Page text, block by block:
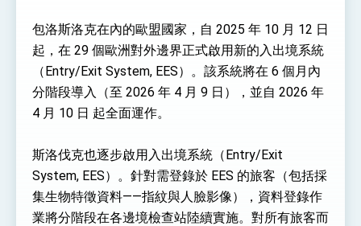
「見證蛻變，分享世界的光華」開幕式，期許數
位轉 型迎向下個50年
總統主持「台美經濟繁榮夥伴對話」記者會 說
明臺美合作三大戰略方向 盼與民主夥伴共同引
領 下一個世代的繁榮
外交部長林佳龍接受印尼「時代雜誌」專訪，闡
述印太安全局勢，籲深化台印尼半導體供應鏈合
作
副總統接見美參議員蓋耶哥 強調美國是臺灣重
要合作夥伴
訪問團
外交部長林佳龍接見美國智庫「德國馬歇爾基金
會」訪問團一行，深化跨大西洋戰略夥伴關係
臺美經貿談判獲階段性成果 卓揆期勉爭取時間完
成「臺美對等貿易協定」簽署
包洛斯洛克在內的歐盟國家，自 2025 年 10 月 12 日
起，在 29 個歐洲對外邊界正式啟用新的入出境系統
（Entry/Exit System, EES）。該系統將在 6 個月內
分階段導入（至 2026 年 4 月 9 日），並自 2026 年
4 月 10 日 起全面運作。
斯洛伐克也逐步啟用入出境系統（Entry/Exit
System, EES）。針對需登錄於 EES 的旅客（包括採
集生物特徵資料——指紋與人臉影像），資料登錄作
業將分階段在各邊境檢查站陸續實施。對所有旅客而